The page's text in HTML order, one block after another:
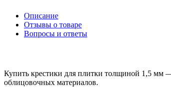
Описание
Отзывы о товаре
Вопросы и ответы
Купить крестики для плитки толщиной 1,5 мм
облицовочных материалов.